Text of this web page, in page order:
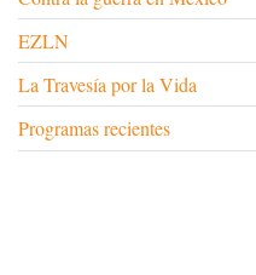
EZLN
La Travesía por la Vida
Programas recientes